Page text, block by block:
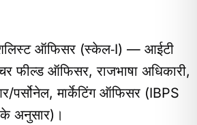
ऑफिसर (स्केल‑I) — आईटी
फील्ड ऑफिसर, राजभाषा अधिकारी,
मार्केटिंग ऑफिसर (IBPS
अनुसार)।